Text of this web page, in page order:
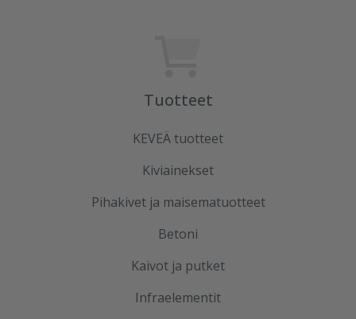
Tuotteet
KEVEÄ tuotteet
Kiviainekset
Pihakivet ja maisematuotteet
Betoni
Kaivot ja putket
Infraelementit